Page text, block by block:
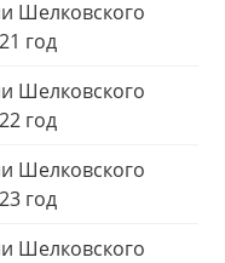
Шелковского
год
Шелковского
год
Шелковского
год
Шелковского